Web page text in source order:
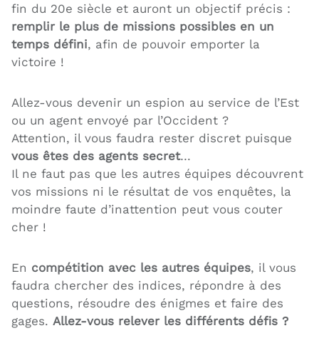
fin du 20e siècle et auront un objectif précis :
remplir le plus de missions possibles en un
temps défini, afin de pouvoir emporter la
victoire !
Allez-vous devenir un espion au service de l’Est
ou un agent envoyé par l’Occident ?
Attention, il vous faudra rester discret puisque
vous êtes des agents secret…
Il ne faut pas que les autres équipes découvrent
vos missions ni le résultat de vos enquêtes, la
moindre faute d’inattention peut vous couter
cher !
En compétition avec les autres équipes, il vous
faudra chercher des indices, répondre à des
questions, résoudre des énigmes et faire des
gages. Allez-vous relever les différents défis ?